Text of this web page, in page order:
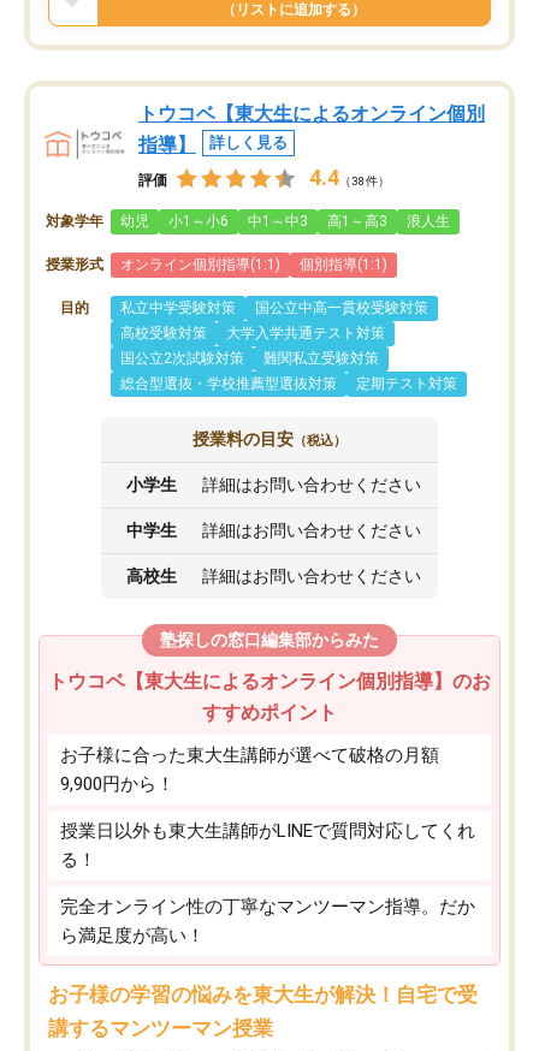
（リストに追加する）
トウコベ【東大生によるオンライン個別
指導】
詳しく見る
評価 4.4 （38件）
対象学年 幼児 小1～小6 中1～中3 高1～高3 浪人生
授業形式 オンライン個別指導(1:1) 個別指導(1:1)
目的 私立中学受験対策
国公立中高一貫校受験対策
高校受験対策
大学入学共通テスト対策
国公立2次試験対策
難関私立受験対策
総合型選抜・学校推薦型選抜対策
定期テスト対策
授業料の目安 （税込）
小学生 詳細はお問い合わせください
中学生 詳細はお問い合わせください
高校生 詳細はお問い合わせください
塾探しの窓口編集部からみた
トウコベ【東大生によるオンライン個別指導】のお
すすめポイント
お子様に合った東大生講師が選べて破格の月額
9,900円から！
授業日以外も東大生講師がLINEで質問対応してくれ
る！
完全オンライン性の丁寧なマンツーマン指導。だか
ら満足度が高い！
お子様の学習の悩みを東大生が解決！自宅で受
講するマンツーマン授業